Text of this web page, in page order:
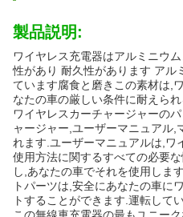
製品説明:
ワイヤレス充電器はアルミニウ
性があり 耐久性があります アル
ています腐食と磨きこの素材は,
なたの車の厳しい条件に耐えられ
ワイヤレスカーチャージャーの
ャージャー,ユーザーマニュアル,
れます.ユーザーマニュアルは,ワ
使用方法に関するすべての必要
し,あなたの車でそれを使用しま
トパーツは,安全にあなたの車に
トすることができます.運転して